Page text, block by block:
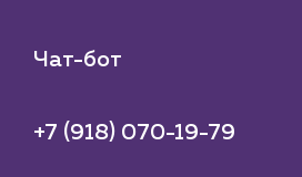
Чат-бот
+7 (918) 070-19-79